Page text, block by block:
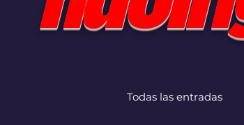
Todas las entradas